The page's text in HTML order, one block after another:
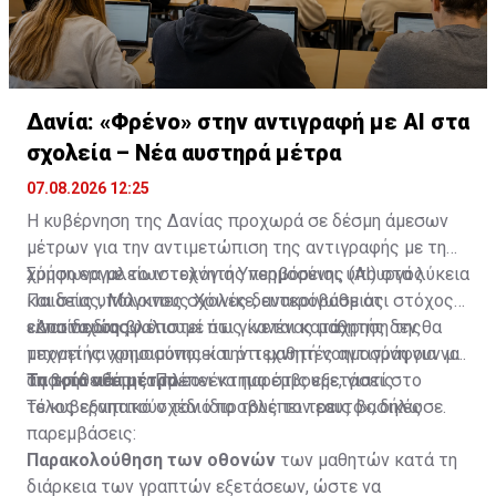
Δανία: «Φρένο» στην αντιγραφή με AI στα
σχολεία – Νέα αυστηρά μέτρα
07.08.2026 12:25
Η κυβέρνηση της Δανίας προχωρά σε δέσμη άμεσων
μέτρων για την αντιμετώπιση της αντιγραφής με τη
χρήση εργαλείων τεχνητής νοημοσύνης (AI) στα λύκεια
και στις υπόλοιπες σχολές δευτεροβάθμιας
εκπαίδευσης.
Σύμφωναμε το ιστολόγιο Υπερβόρειοι, υπουργός
Παιδείας, Μάγκνους Χόινικε, ανακοίνωσε ότι στόχος
είναι να διασφαλιστεί πως κανένας μαθητής δεν θα
μπορεί να χρησιμοποιεί την τεχνητή νοημοσύνη για να
αποκτά αθέμιτο πλεονέκτημα στις εξετάσεις.
«Δυστυχώς βλέπουμε ότι γίνεται κατάχρηση της
τεχνητής νοημοσύνης και ότι μαθητές αντιγράφουν με
τη βοήθειά της. Πρέπει να παρέμβουμε, γιατί στο
τέλος εξαπατούν τον ίδιο τους τον εαυτό», δήλωσε.
Τα τρία νέα μέτρα
Το κυβερνητικό σχέδιο προβλέπει τρεις βασικές
παρεμβάσεις:
Παρακολούθηση των οθονών των μαθητών κατά τη
διάρκεια των γραπτών εξετάσεων, ώστε να